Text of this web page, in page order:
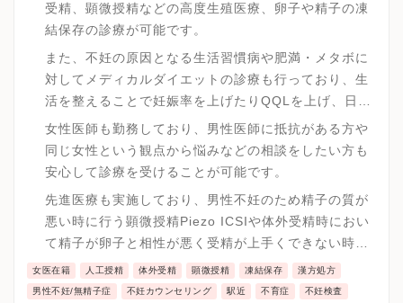
受精、顕微授精などの高度生殖医療、卵子や精子の凍
結保存の診療が可能です。
また、不妊の原因となる生活習慣病や肥満・メタボに
対してメディカルダイエットの診療も行っており、生
活を整えることで妊娠率を上げたりQQLを上げ、日常
生活を快適に過ごせる環境を用意しています。
女性医師も勤務しており、男性医師に抵抗がある方や
同じ女性という観点から悩みなどの相談をしたい方も
安心して診療を受けることが可能です。
先進医療も実施しており、男性不妊のため精子の質が
悪い時に行う顕微授精Piezo ICSIや体外受精時におい
て精子が卵子と相性が悪く受精が上手くできない時の
治療である卵子活性化処理、透明帯を人工的に薄くす
ることで胚を着床させる確率を上げるアシストハッチ
女医在籍 人工授精 体外受精 顕微授精 凍結保存 漢方処方
男性不妊/無精子症 不妊カウンセリング 駅近 不育症 不妊検査